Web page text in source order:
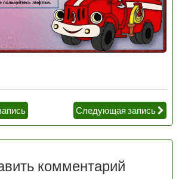
Следующая запись
комментарий